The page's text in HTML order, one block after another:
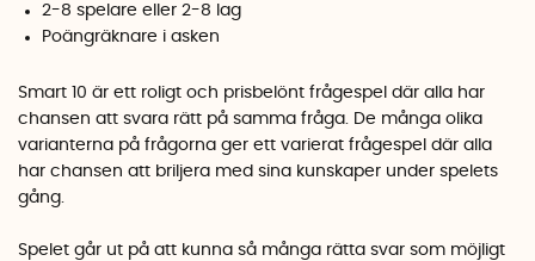
2-8 spelare eller 2-8 lag
Poängräknare i asken
Smart 10 är ett roligt och prisbelönt frågespel där alla har
chansen att svara rätt på samma fråga. De många olika
varianterna på frågorna ger ett varierat frågespel där alla
har chansen att briljera med sina kunskaper under spelets
gång.
Spelet går ut på att kunna så många rätta svar som möjligt